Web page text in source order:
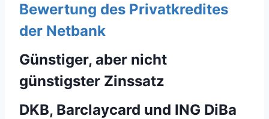
Bewertung des Privatkredites
der Netbank
Günstiger, aber nicht
günstigster Zinssatz
DKB, Barclaycard und ING DiBa